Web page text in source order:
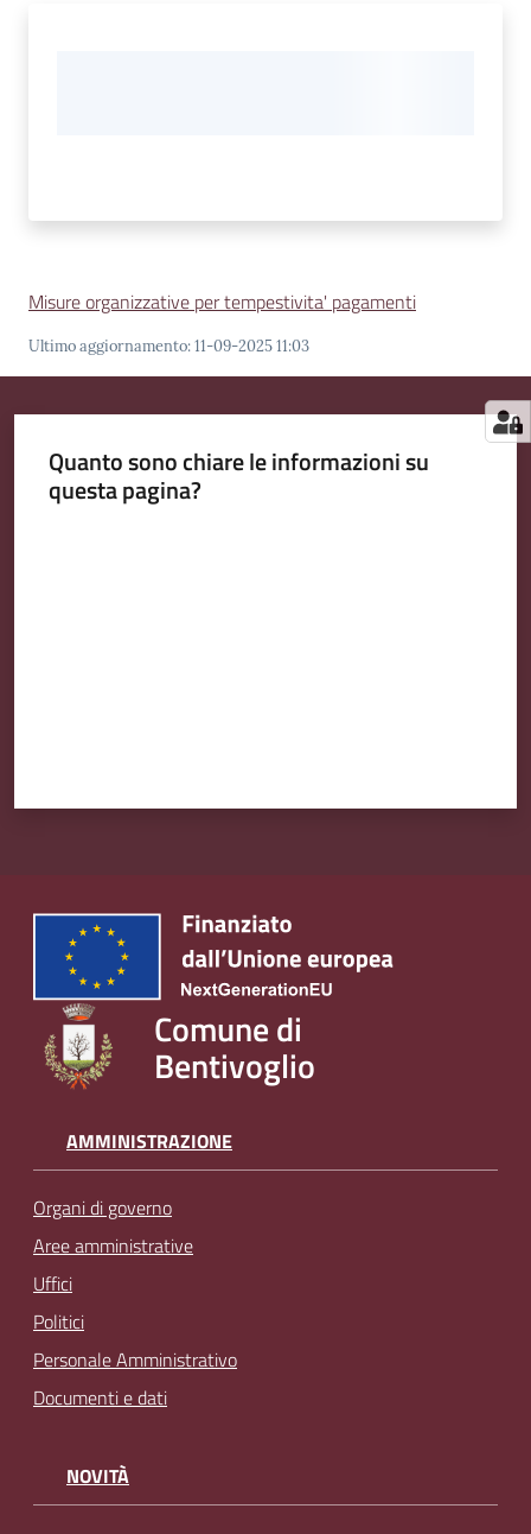
Misure organizzative per tempestivita' pagamenti
Ultimo aggiornamento:11-09-2025 11:03
Quanto sono chiare le informazioni su
questa pagina?
Comune di
Bentivoglio
AMMINISTRAZIONE
Organi di governo
Aree amministrative
Uffici
Politici
Personale Amministrativo
Documenti e dati
NOVITÀ